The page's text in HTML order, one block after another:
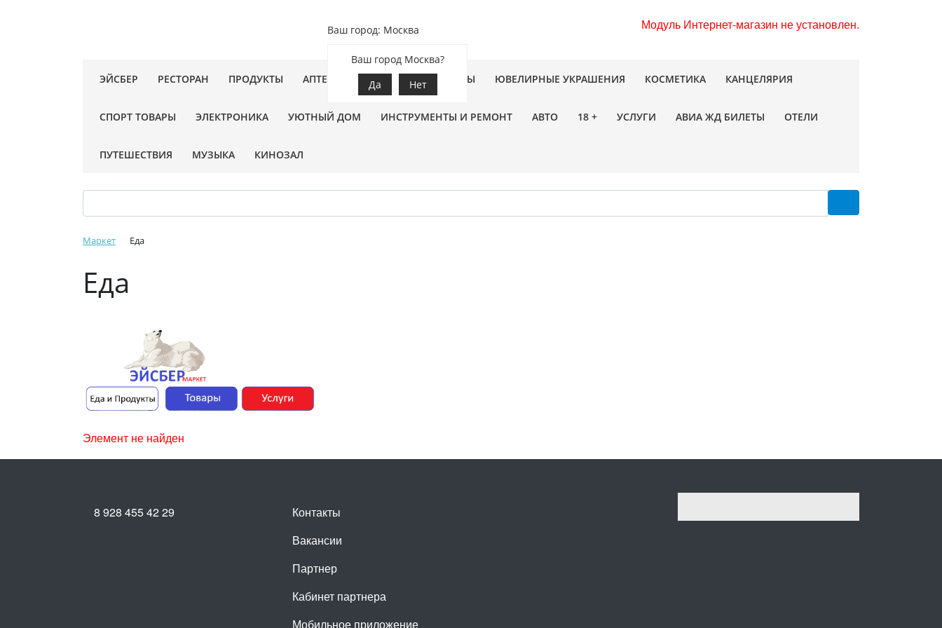
Модуль Интернет-магазин не установлен.
Ваш город: Москва
Ваш город Москва?
Да
Нет
ЭЙСБЕР РЕСТОРАН ПРОДУКТЫ АПТЕКА ЗООТОВАРЫ ЦВЕТЫ ЮВЕЛИРНЫЕ УКРАШЕНИЯ КОСМЕТИКА КАНЦЕЛЯРИЯ
СПОРТ ТОВАРЫ ЭЛЕКТРОНИКА УЮТНЫЙ ДОМ ИНСТРУМЕНТЫ И РЕМОНТ АВТО 18 + УСЛУГИ АВИА ЖД БИЛЕТЫ ОТЕЛИ
ПУТЕШЕСТВИЯ МУЗЫКА КИНОЗАЛ
Маркет Еда
Еда
Элемент не найден
Контакты
Вакансии
Партнер
Кабинет партнера
Мобильное приложение
8 928 455 42 29